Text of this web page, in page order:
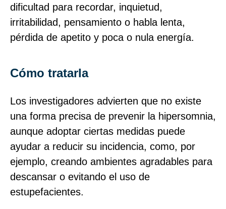
dificultad para recordar, inquietud,
irritabilidad, pensamiento o habla lenta,
pérdida de apetito y poca o nula energía.
Cómo tratarla
Los investigadores advierten que no existe
una forma precisa de prevenir la hipersomnia,
aunque adoptar ciertas medidas puede
ayudar a reducir su incidencia, como, por
ejemplo, creando ambientes agradables para
descansar o evitando el uso de
estupefacientes.